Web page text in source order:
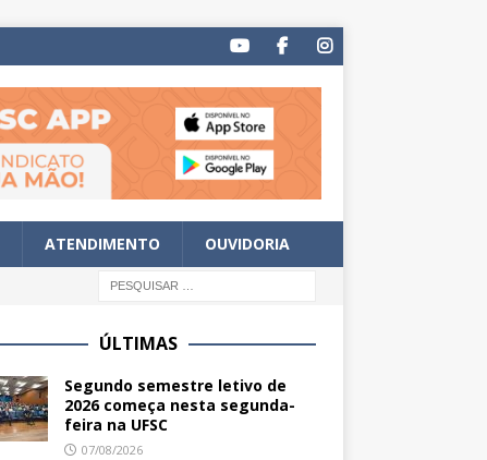
ATENDIMENTO OUVIDORIA
ÚLTIMAS
Segundo semestre letivo de
2026 começa nesta segunda-
feira na UFSC
07/08/2026